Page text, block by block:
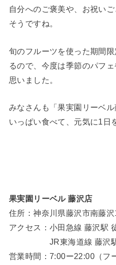
自分へのご褒美や、お祝い
そうですね。
旬のフルーツを使った期間
るので、今度は季節のパフ
思いました。
みなさんも「果実園リーベ
いっぱい食べて、元気に1日
果実園リーベル 藤沢店
住所：神奈川県藤沢市南藤
アクセス：小田急線 藤沢駅
JR東海道線 藤沢駅
営業時間：7:00ー22:00（フ